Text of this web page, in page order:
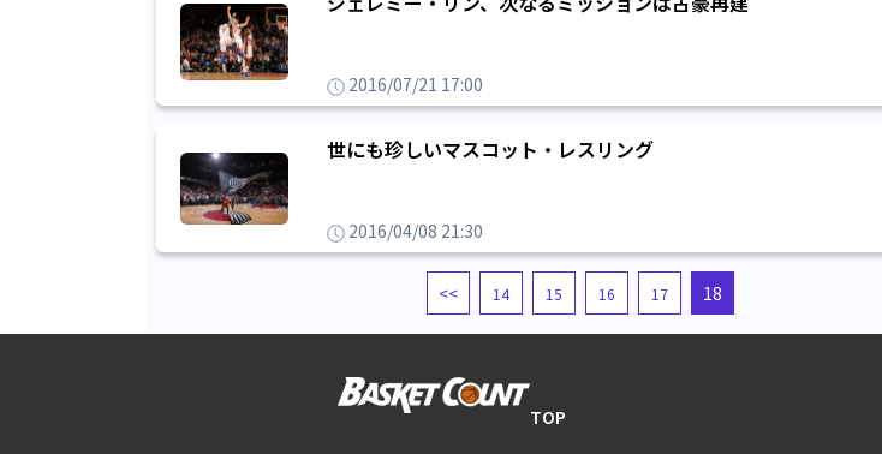
2016/07/21 17:00
世にも珍しいマスコット・レスリング
2016/04/08 21:30
<< 14 15 16 17 18
TOP